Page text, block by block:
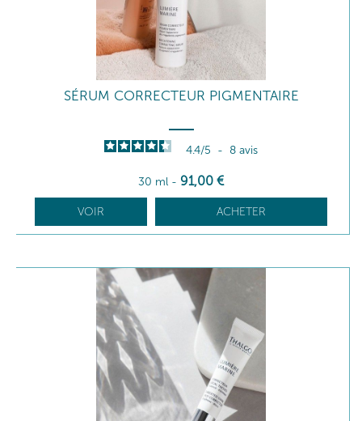
SÉRUM CORRECTEUR PIGMENTAIRE
4.4/5 - 8 avis
30 ml - 91,00 €
VOIR ACHETER